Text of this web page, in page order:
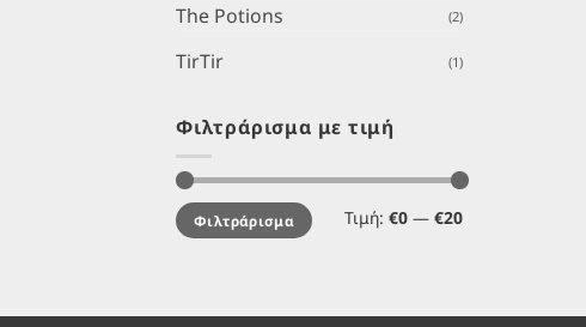
The Potions (2)
TirTir (1)
Φιλτράρισμα με τιμή
Ελάχιστη
τιμή
Μέγιστη
τιμήΦιλτράρισμα Τιμή: €0 — €20